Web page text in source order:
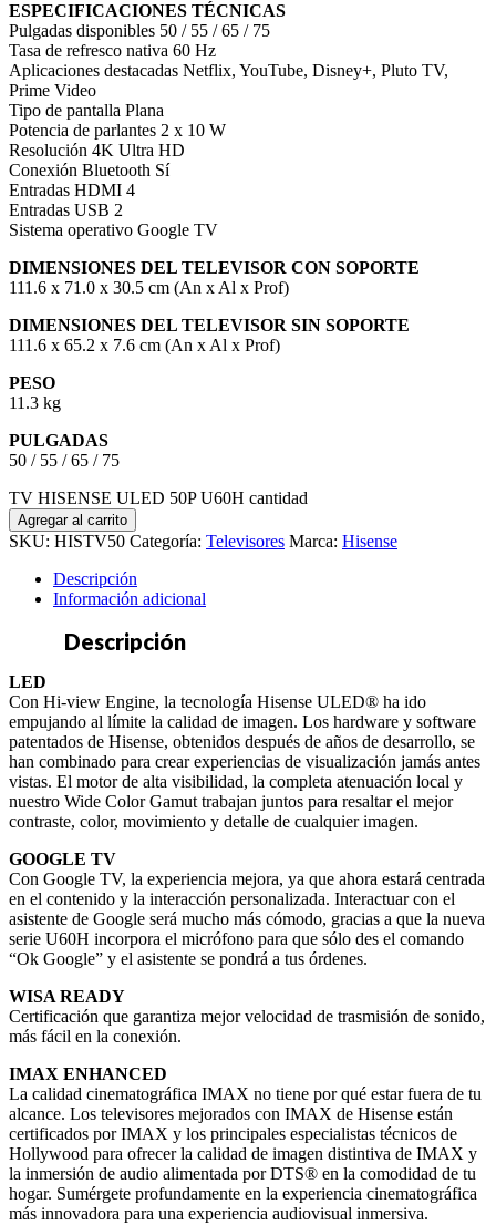
ESPECIFICACIONES TÉCNICAS
Pulgadas disponibles 50 / 55 / 65 / 75
Tasa de refresco nativa 60 Hz
Aplicaciones destacadas Netflix, YouTube, Disney+, Pluto TV,
Prime Video
Tipo de pantalla Plana
Potencia de parlantes 2 x 10 W
Resolución 4K Ultra HD
Conexión Bluetooth Sí
Entradas HDMI 4
Entradas USB 2
Sistema operativo Google TV
DIMENSIONES DEL TELEVISOR CON SOPORTE
111.6 x 71.0 x 30.5 cm (An x Al x Prof)
DIMENSIONES DEL TELEVISOR SIN SOPORTE
111.6 x 65.2 x 7.6 cm (An x Al x Prof)
PESO
11.3 kg
PULGADAS
50 / 55 / 65 / 75
TV HISENSE ULED 50P U60H cantidad
Agregar al carrito
SKU: HISTV50 Categoría: Televisores Marca: Hisense
Descripción
Información adicional
Descripción
LED
Con Hi-view Engine, la tecnología Hisense ULED® ha ido
empujando al límite la calidad de imagen. Los hardware y software
patentados de Hisense, obtenidos después de años de desarrollo, se
han combinado para crear experiencias de visualización jamás antes
vistas. El motor de alta visibilidad, la completa atenuación local y
nuestro Wide Color Gamut trabajan juntos para resaltar el mejor
contraste, color, movimiento y detalle de cualquier imagen.
GOOGLE TV
Con Google TV, la experiencia mejora, ya que ahora estará centrada
en el contenido y la interacción personalizada. Interactuar con el
asistente de Google será mucho más cómodo, gracias a que la nueva
serie U60H incorpora el micrófono para que sólo des el comando
“Ok Google” y el asistente se pondrá a tus órdenes.
WISA READY
Certificación que garantiza mejor velocidad de trasmisión de sonido,
más fácil en la conexión.
IMAX ENHANCED
La calidad cinematográfica IMAX no tiene por qué estar fuera de tu
alcance. Los televisores mejorados con IMAX de Hisense están
certificados por IMAX y los principales especialistas técnicos de
Hollywood para ofrecer la calidad de imagen distintiva de IMAX y
la inmersión de audio alimentada por DTS® en la comodidad de tu
hogar. Sumérgete profundamente en la experiencia cinematográfica
más innovadora para una experiencia audiovisual inmersiva.